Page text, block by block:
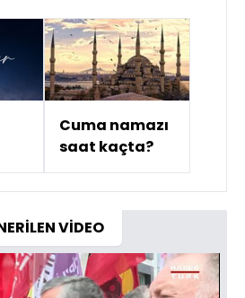
Cuma namazı
saat kaçta?
VİDEO